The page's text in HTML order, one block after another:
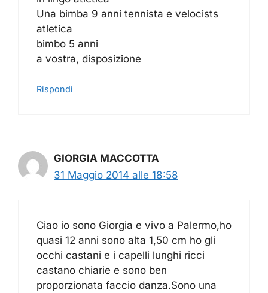
Una bimba 9 anni tennista e velocists
atletica
bimbo 5 anni
a vostra, disposizione
Rispondi
GIORGIA MACCOTTA
31 Maggio 2014 alle 18:58
Ciao io sono Giorgia e vivo a Palermo,ho
quasi 12 anni sono alta 1,50 cm ho gli
occhi castani e i capelli lunghi ricci
castano chiarie e sono ben
proporzionata faccio danza.Sono una